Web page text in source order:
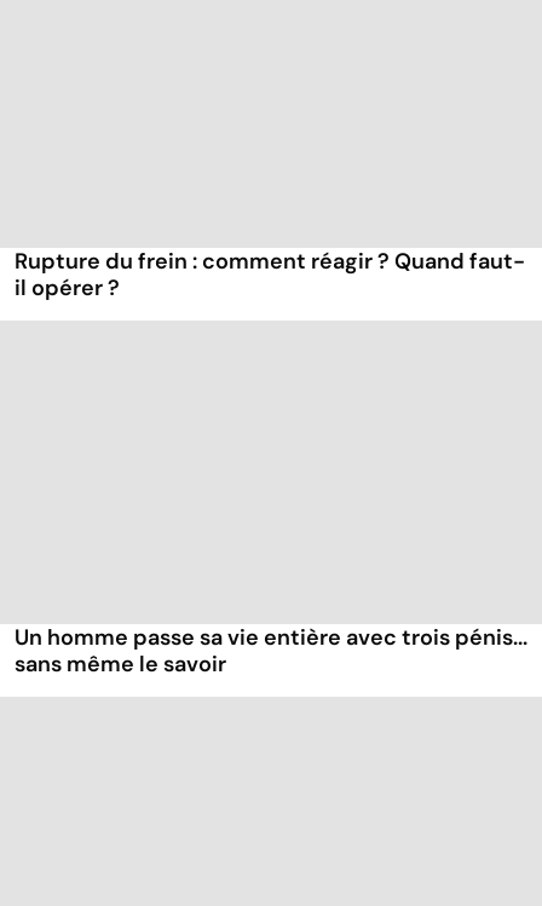
Rupture du frein : comment réagir ? Quand faut-
il opérer ?
Un homme passe sa vie entière avec trois pénis...
sans même le savoir